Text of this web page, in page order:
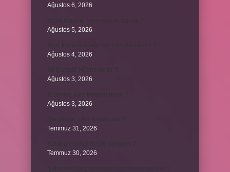
Ağustos 6, 2026
Ağustos 5, 2026
Ağustos 4, 2026
Ağustos 3, 2026
Ağustos 3, 2026
Temmuz 31, 2026
Temmuz 30, 2026